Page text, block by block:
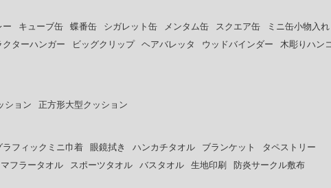
ー キューブ缶 蝶番缶 シガレット缶 メンタム缶 スクエア缶 ミニ缶小物入れ
クターハンガー ビッグクリップ ヘアバレッタ ウッドバインダー
木彫りハン
ション 正方形大型クッション
ラフィックミニ巾着 眼鏡拭き ハンカチタオル ブランケット
タペストリー
マフラータオル スポーツタオル バスタオル 生地印刷
防炎サークル敷布